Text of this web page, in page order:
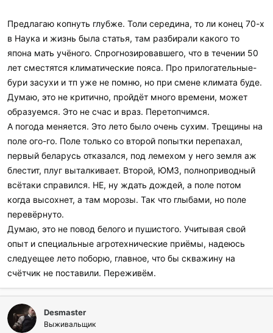
Предлагаю копнуть глубже. Толи середина, то ли конец 70-х
в Наука и жизнь была статья, там разбирали какого то
япона мать учёного. Спрогнозировавшего, что в течении 50
лет сместятся климатические пояса. Про прилогательные-
бури засухи и тп уже не помню, но при смене климата буде.
Думаю, это не критично, пройдёт много времени, может
образуемся. Это не счас и враз. Перетопчимся.
А погода меняется. Это лето было очень сухим. Трещины на
поле ого-го. Поле только со второй попытки перепахал,
первый беларусь отказался, под лемехом у него земля аж
блестит, плуг выталкивает. Второй, ЮМЗ, полноприводный
всётаки справился. НЕ, ну ждать дождей, а поле потом
когда высохнет, а там морозы. Так что глыбами, но поле
перевёрнуто.
Думаю, это не повод белого и пушистого. Учитывая свой
опыт и специальные агротехнические приёмы, надеюсь
следуещее лето поборю, главное, что бы скважину на
счётчик не поставили. Переживём.
Desmaster
Выживальщик